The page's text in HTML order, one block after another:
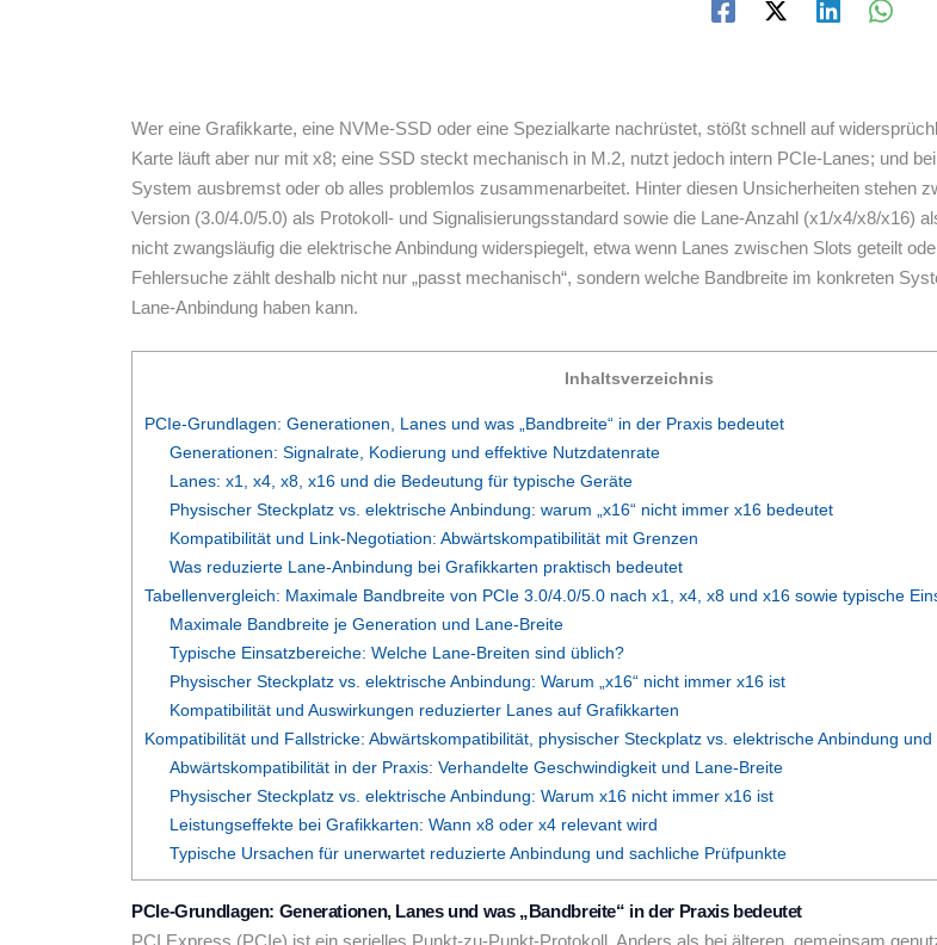
Wer eine Grafikkarte, eine NVMe-SSD oder eine Spezialkarte nachrüstet, stößt schnell auf
Karte läuft aber nur mit x8; eine SSD steckt mechanisch in M.2, nutzt jedoch intern PCIe-Lanes; und
System ausbremst oder ob alles problemlos zusammenarbeitet. Hinter diesen Unsicherheiten stehen
Version (3.0/4.0/5.0) als Protokoll- und Signalisierungsstandard sowie die Lane-Anzahl (x1/x4/x8/x16)
nicht zwangsläufig die elektrische Anbindung widerspiegelt, etwa wenn Lanes zwischen Slots geteilt
Fehlersuche zählt deshalb nicht nur „passt mechanisch“, sondern welche Bandbreite im konkreten
Lane-Anbindung haben kann.
Inhaltsverzeichnis
PCIe-Grundlagen: Generationen, Lanes und was „Bandbreite“ in der Praxis bedeutet
Generationen: Signalrate, Kodierung und effektive Nutzdatenrate
Lanes: x1, x4, x8, x16 und die Bedeutung für typische Geräte
Physischer Steckplatz vs. elektrische Anbindung: warum „x16“ nicht immer x16 bedeutet
Kompatibilität und Link-Negotiation: Abwärtskompatibilität mit Grenzen
Was reduzierte Lane-Anbindung bei Grafikkarten praktisch bedeutet
Tabellenvergleich: Maximale Bandbreite von PCIe 3.0/4.0/5.0 nach x1, x4, x8 und x16 sowie typische
Maximale Bandbreite je Generation und Lane-Breite
Typische Einsatzbereiche: Welche Lane-Breiten sind üblich?
Physischer Steckplatz vs. elektrische Anbindung: Warum „x16“ nicht immer x16 ist
Kompatibilität und Auswirkungen reduzierter Lanes auf Grafikkarten
Kompatibilität und Fallstricke: Abwärtskompatibilität, physischer Steckplatz vs. elektrische Anbindung
Abwärtskompatibilität in der Praxis: Verhandelte Geschwindigkeit und Lane-Breite
Physischer Steckplatz vs. elektrische Anbindung: Warum x16 nicht immer x16 ist
Leistungseffekte bei Grafikkarten: Wann x8 oder x4 relevant wird
Typische Ursachen für unerwartet reduzierte Anbindung und sachliche Prüfpunkte
PCIe-Grundlagen: Generationen, Lanes und was „Bandbreite“ in der Praxis bedeutet